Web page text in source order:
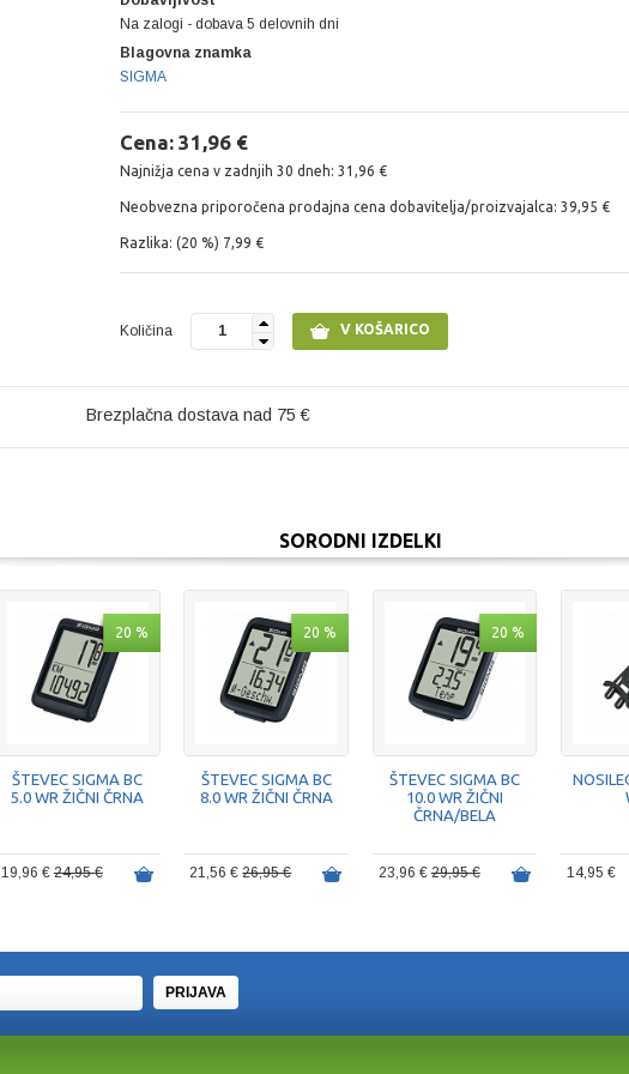
Na zalogi - dobava 5 delovnih dni
Blagovna znamka
SIGMA
Cena: 31,96 €
Najnižja cena v zadnjih 30 dneh: 31,96 €
Neobvezna priporočena prodajna cena dobavitelja/proizvajalca: 39,95 €
Razlika: (20 %) 7,99 €
Količina 1 V KOŠARICO
Brezplačna dostava nad 75 €
SORODNI IZDELKI
20 %
ŠTEVEC SIGMA BC
5.0 WR ŽIČNI ČRNA
19,96 € 24,95 €
20 %
ŠTEVEC SIGMA BC
8.0 WR ŽIČNI ČRNA
21,56 €26,95 €
20 %
ŠTEVEC SIGMA BC
10.0 WR ŽIČNI
ČRNA/BELA
23,96 €29,95 € 14,95 €
PRIJAVA